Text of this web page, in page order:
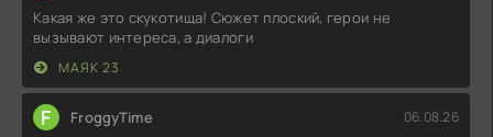
Какая же это скукотища! Сюжет плоский, герои не
вызывают интереса, а диалоги
МАЯК 23
F FroggyTime 06.08.26